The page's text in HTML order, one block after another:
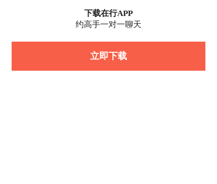
下载在行APP
约高手一对一聊天
立即下载